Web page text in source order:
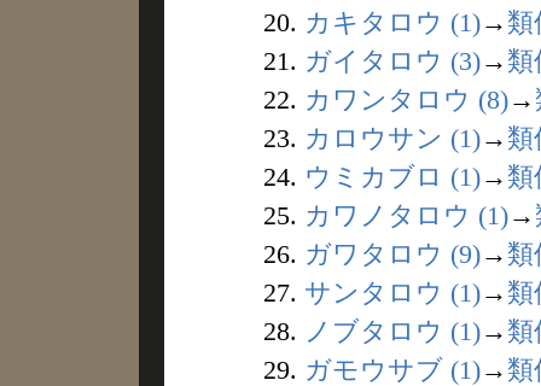
20. カキタロウ (1)→ 類
21. ガイタロウ (3)→ 類
22. カワンタロウ (8)→
23. カロウサン (1)→ 類
24. ウミカブロ (1)→ 類
25. カワノタロウ (1)→
26. ガワタロウ (9)→ 類
27. サンタロウ (1)→ 類
28. ノブタロウ (1)→ 類
29. ガモウサブ (1)→ 類